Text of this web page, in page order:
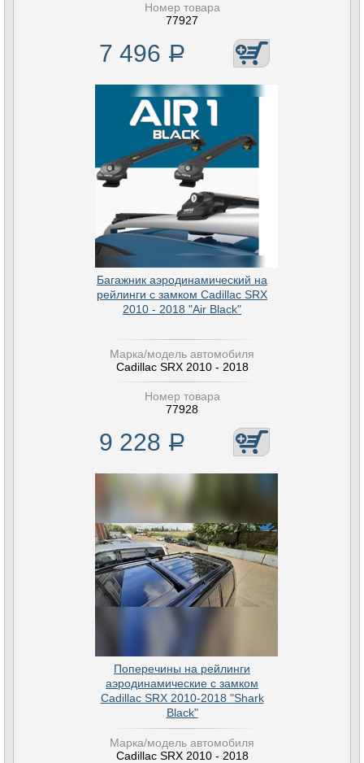
Номер товара
77927
7 496 Р
Багажник аэродинамический на
рейлинги с замком Cadillac SRX
2010 - 2018 "Air Black"
Марка/модель автомобиля
Cadillac SRX 2010 - 2018
Номер товара
77928
9 228 Р
Поперечины на рейлинги
аэродинамические с замком
Cadillac SRX 2010-2018 "Shark
Black"
Марка/модель автомобиля
Cadillac SRX 2010 - 2018